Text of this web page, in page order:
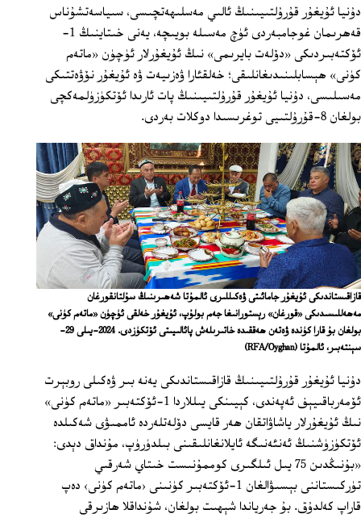
دۇنيا ئۇيغۇر قۇرۇلتىيىنىڭ ئالىي مەسلىھەتچىسى، سىياسەتشۇناس
قەھرىمان غوجامبەردى ئۈچ مەسىلە بويىچە، يەنى خىتاينىڭ 1-
ئۆكتەبىردىكى «دۆلەت بايرىمى» نىڭ ئۇيغۇرلار ئۈچۈن «ماتەم
كۈنى» ھېسابلىنىدىغانلىقى؛ خەلقئارا ۋەزىيەت ۋە ئۇيغۇر نۆۋەتتىكى
مەسىلىسى، دۇنيا ئۇيغۇر قۇرۇلتىيىنىڭ پات ئارىدا ئۆتكۈزۈلمەكچى
بولغان 8-قۇرۇلتىيى توغرىسىدا دوكلات بەردى.
قازاقىستاندىكى ئۇيغۇر جامائىتى ۋەكىللىرى ئالمۇتا شەھىرىنىڭ سۇلتانقورغان
مەھەللىسىدىكى «قورغان» رېستورانىغا جەم بولۇپ، ئۇيغۇر خەلقى ئۈچۈن «ماتەم كۈنى»
بولغان بۇ قارا كۈندە ۋەتەن ھەققىدە خاتىرىلەش پائالىيىتى ئۆتكۈزدى. 2024-يىلى 29-
سېنتەبىر، ئالمۇتا(RFA/Oyghan)
دۇنيا ئۇيغۇر قۇرۇلتىيىنىڭ قازاقىستاندىكى يەنە بىر ۋەكىلى روبېرت
ئۆمەرباقىيېف ئەپەندى، كېيىنكى يىللاردا 1-ئۆكتەبىر «ماتەم كۈنى»
نىڭ ئۇيغۇرلار ياشاۋاتقان ھەر قايسى دۆلەتلەردە ئاممىۋى شەكىلدە
ئۆتكۈزۈشنىڭ ئەنئەنىگە ئايلانغانلىقىنى بىلدۈرۈپ، مۇنداق دېدى:
«بۇنىڭدىن 75 يىل ئىلگىرى كوممۇنىست خىتاي شەرقىي
تۈركىستاننى بېسىۋالغان 1-ئۆكتەبىر كۈنىنى ‹ماتەم كۈنى› دەپ
قاراپ كەلدۇق. بۇ جەرياندا شېھىت بولغان، شۇنداقلا ھازىرقى